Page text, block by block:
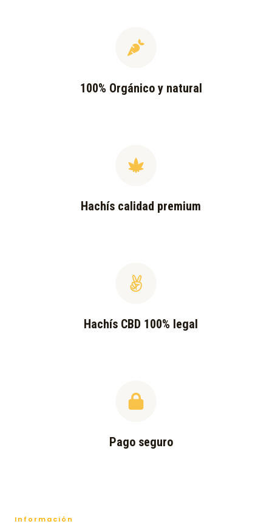
100% Orgánico y natural
Hachís calidad premium
Hachís CBD 100% legal
Pago seguro
Información